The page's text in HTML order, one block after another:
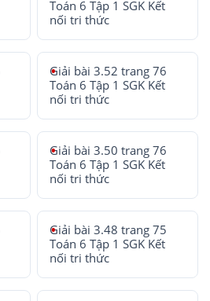
Toán 6 Tập 1 SGK Kết
nối tri thức
Giải bài 3.52 trang 76
Toán 6 Tập 1 SGK Kết
nối tri thức
Giải bài 3.50 trang 76
Toán 6 Tập 1 SGK Kết
nối tri thức
Giải bài 3.48 trang 75
Toán 6 Tập 1 SGK Kết
nối tri thức